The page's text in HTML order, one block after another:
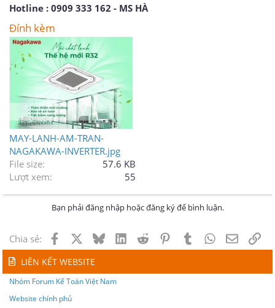
Hotline : 0909 333 162 - MS HÀ
Đính kèm
MAY-LANH-AM-TRAN-
NAGAKAWA-INVERTER.jpg
File size
57.6 KB
Lượt xem
55
Bạn phải đăng nhập hoặc đăng ký để bình luận.
Chia sẻ: Facebook BlueskyLinkedInReddit PinterestTumblrWhatsApp
Email
LIÊN KẾT WEBSITE
Nhóm Forum Kế Toán Việt Nam
Website chính phủ